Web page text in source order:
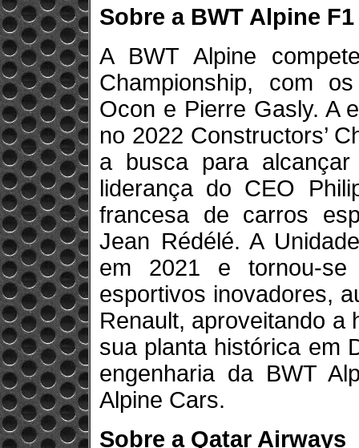
Sobre a BWT Alpine
A BWT Alpine
Championship, com
Ocon e Pierre Gasly. A
no 2022 Constructors’
a busca para
liderança do CEO
francesa de carros
Jean Rédélé. A
em 2021 e tornou-
esportivos inovadores,
Renault, aproveitando a
sua planta histórica em
engenharia da BWT
Alpine Cars.
Sobre a Qatar Airways